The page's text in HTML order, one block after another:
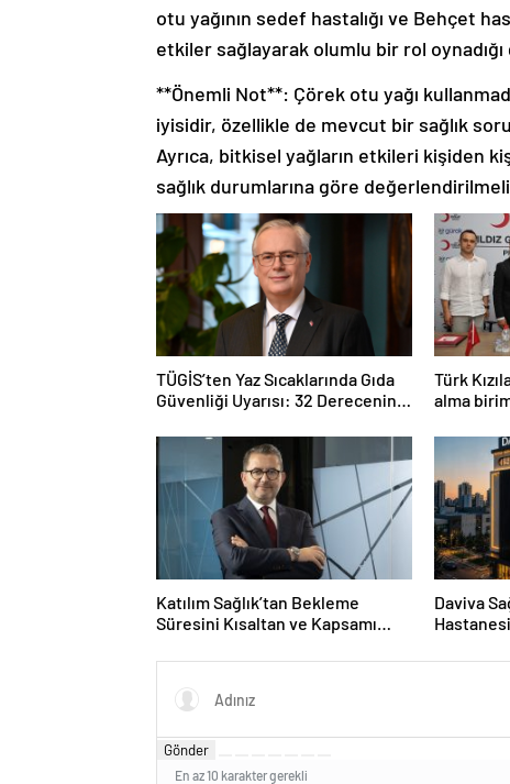
otu yağının sedef hastalığı ve Behçet
etkiler sağlayarak olumlu bir rol
**Önemli Not**: Çörek otu yağı
iyisidir, özellikle de mevcut bir sağlık
Ayrıca, bitkisel yağların etkileri kişiden
sağlık durumlarına göre
TÜGİS’ten Yaz Sıcaklarında Gıda
Güvenliği Uyarısı: 32 Derecenin
Türk
alma
Katılım Sağlık’tan Bekleme
Süresini Kısaltan ve Kapsamı
Daviva
Gönder
En az 10 karakter gerekli